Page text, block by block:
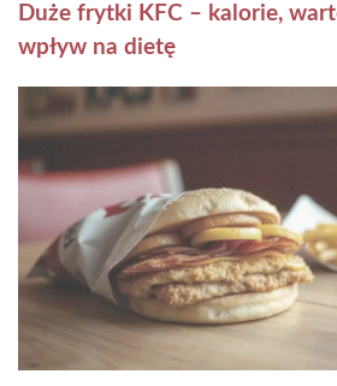
Duże frytki KFC – kalorie,
wpływ na dietę